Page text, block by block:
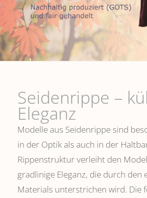
Seidenrippe­ –
Eleganz
Modelle aus Seidenrippe sind
in der Optik als auch in der
Rippenstruktur verleiht den
gradlinige Eleganz, die durch den
Materials unterstrichen wird. Die